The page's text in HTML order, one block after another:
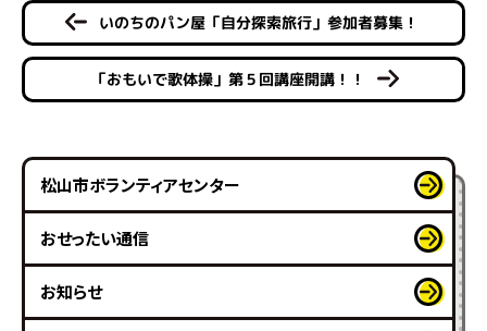
いのちのパン屋「自分探索旅行」参加者募集！
「おもいで歌体操」第５回講座開講！！
松山市ボランティアセンター
おせったい通信
お知らせ